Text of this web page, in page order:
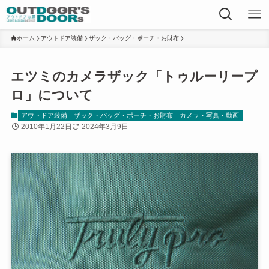
ホーム アウトドア装備 ザック・バッグ・ポーチ・お財布
エツミのカメラザック「トゥルーリープ
ロ」について
アウトドア装備 ザック・バッグ・ポーチ・お財布 カメラ・写真・動画
2010年1月22日 2024年3月9日